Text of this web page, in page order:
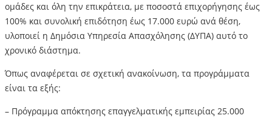
ομάδες και όλη την επικράτεια, με ποσοστά επιχορήγησης έως
100% και συνολική επιδότηση έως 17.000 ευρώ ανά θέση,
υλοποιεί η Δημόσια Υπηρεσία Απασχόλησης (ΔΥΠΑ) αυτό το
χρονικό διάστημα.
Όπως αναφέρεται σε σχετική ανακοίνωση, τα προγράμματα
είναι τα εξής:
– Πρόγραμμα απόκτησης επαγγελματικής εμπειρίας 25.000